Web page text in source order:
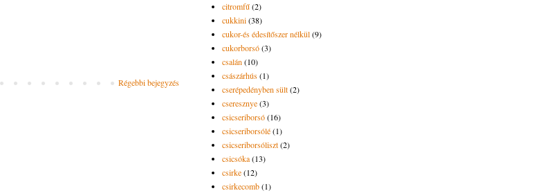
Régebbi bejegyzés
citromfű(2)
cukkini(38)
cukor-és édesítőszer nélkül(9)
cukorborsó(3)
csalán(10)
császárhús(1)
cserépedényben sült(2)
cseresznye(3)
csicseriborsó(16)
csicseriborsólé(1)
csicseriborsóliszt(2)
csicsóka(13)
csirke(12)
csirkecomb(1)